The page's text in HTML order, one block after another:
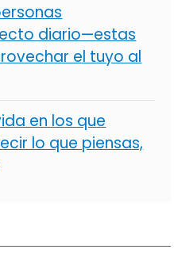
diario—estas
el tuyo al
en los que
lo que piensas,